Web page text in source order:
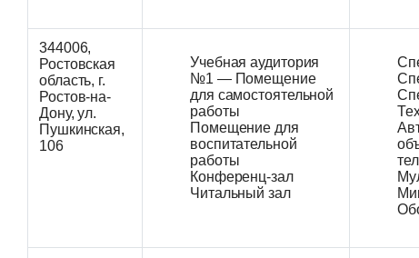
344006,
Ростовская
область, г.
Ростов-на-
Дону, ул.
Пушкинская,
106
Учебная аудитория
№1 — Помещение
для самостоятельной
работы
Помещение для
воспитательной
работы
Конференц-зал
Читальный зал